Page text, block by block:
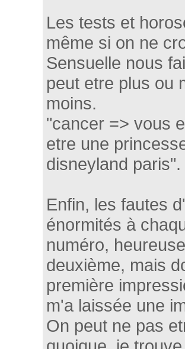
Les tests et
même si on ne
Sensuelle nous
peut etre plus ou
moins.
"cancer => vous
etre une
disneyland
Enfin, les fautes
énormités à
numéro,
deuxième, mais
première
m'a laissée une
On peut ne pas